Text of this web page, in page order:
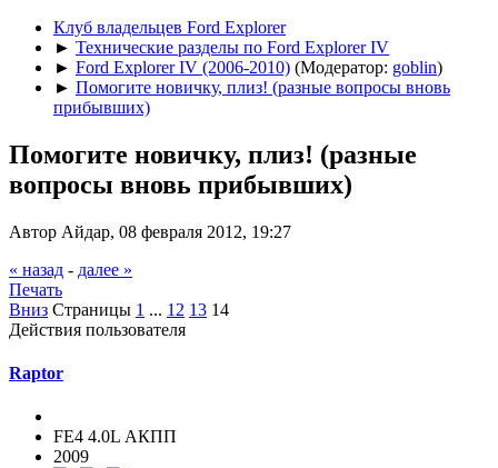
Клуб владельцев Ford Explorer
► Технические разделы по Ford Explorer IV
► Ford Explorer IV (2006-2010) (Модератор: goblin)
► Помогите новичку, плиз! (разные вопросы вновь
прибывших)
Помогите новичку, плиз! (разные
вопросы вновь прибывших)
Автор Айдар, 08 февраля 2012, 19:27
« назад - далее »
Печать
Вниз Страницы 1 ... 12 13 14
Действия пользователя
Raptor
FE4 4.0L АКПП
2009